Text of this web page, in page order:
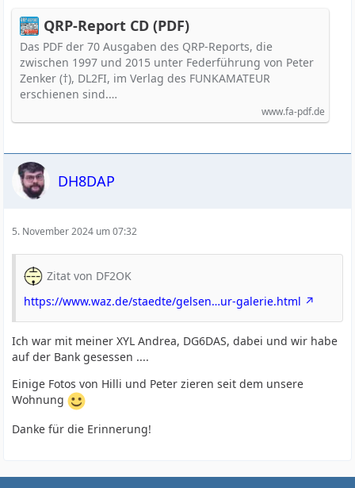
QRP-Report CD (PDF)
Das PDF der 70 Ausgaben des QRP-Reports, die
zwischen 1997 und 2015 unter Federführung von Peter
Zenker (†), DL2FI, im Verlag des FUNKAMATEUR
erschienen sind.…
www.fa-pdf.de
DH8DAP
5. November 2024 um 07:32
Zitat von DF2OK
https://www.waz.de/staedte/gelsen…ur-galerie.html
Ich war mit meiner XYL Andrea, DG6DAS, dabei und wir habe
auf der Bank gesessen ....
Einige Fotos von Hilli und Peter zieren seit dem unsere
Wohnung
Danke für die Erinnerung!